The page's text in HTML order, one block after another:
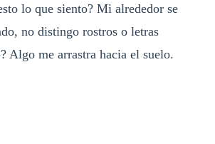
lo que siento? Mi alrededor se
no distingo rostros o letras
Algo me arrastra hacia el suelo.